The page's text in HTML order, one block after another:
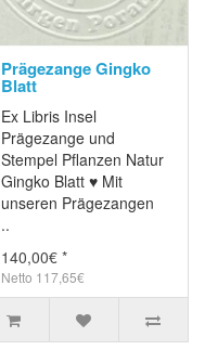
Prägezange Gingko
Blatt
Ex Libris Insel
Prägezange und
Stempel Pflanzen Natur
Gingko Blatt ♥ Mit
unseren Prägezangen
..
140,00€ *
Netto 117,65€